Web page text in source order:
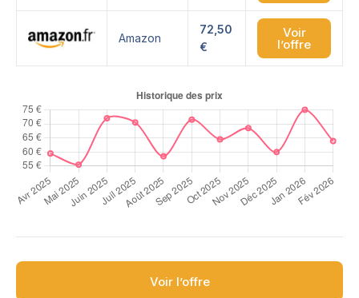
Amazon
72,50
€
Voir
l’offre
Voir l’offre